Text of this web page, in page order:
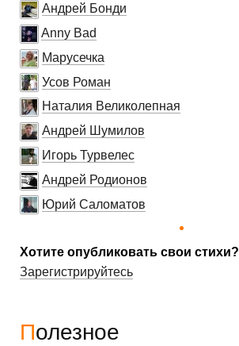
Андрей Бонди
Anny Bad
Марусечка
Усов Роман
Наталия Великолепная
Андрей Шумилов
Игорь Турвелес
Андрей Родионов
Юрий Саломатов
Хотите опубликовать свои стихи?
Зарегистрируйтесь
Полезное